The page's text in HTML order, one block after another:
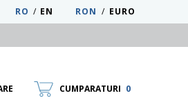
RON / EURO
EN
/
RO
CUMPARATURI 0